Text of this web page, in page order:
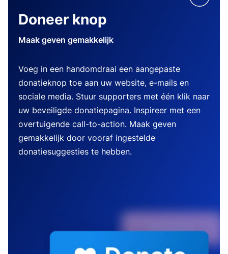
Doneer knop
Maak geven gemakkelijk
Voeg in een handomdraai een aangepaste
donatieknop toe aan uw website, e-mails en
sociale media. Stuur supporters met één klik naar
uw beveiligde donatiepagina. Inspireer met een
overtuigende call-to-action. Maak geven
gemakkelijk door vooraf ingestelde
donatiesuggesties te hebben.